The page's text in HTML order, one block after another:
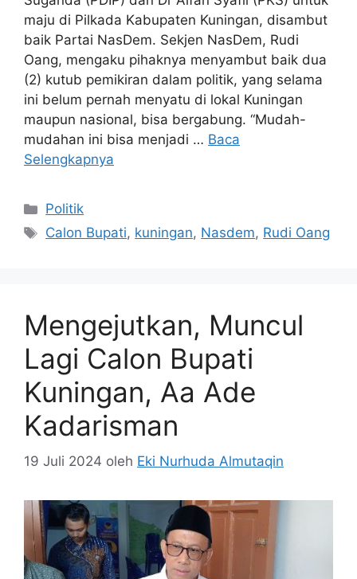
maju di Pilkada Kabupaten Kuningan, disambut
baik Partai NasDem. Sekjen NasDem, Rudi
Oang, mengaku pihaknya menyambut baik dua
(2) kutub pemikiran dalam politik, yang selama
ini belum pernah menyatu di lokal Kuningan
maupun nasional, bisa bergabung. “Mudah-
mudahan ini bisa menjadi … Baca
Selengkapnya
Kategori
Politik
Tag
Calon Bupati, kuningan, Nasdem, Rudi Oang
Mengejutkan, Muncul
Lagi Calon Bupati
Kuningan, Aa Ade
Kadarisman
19 Juli 2024 oleh Eki Nurhuda Almutaqin